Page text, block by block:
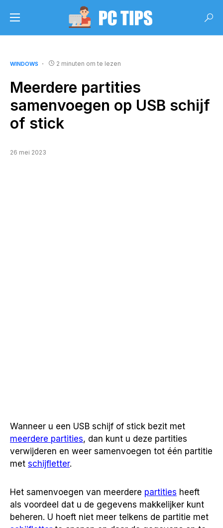
WINDOWS 2 minuten om te lezen
Meerdere partities
samenvoegen op USB schijf
of stick
26 mei 2023
Wanneer u een USB schijf of stick bezit met
meerdere partities, dan kunt u deze partities
verwijderen en weer samenvoegen tot één partitie
met schijfletter.
Het samenvoegen van meerdere partities heeft
als voordeel dat u de gegevens makkelijker kunt
beheren. U hoeft niet meer telkens de partitie met